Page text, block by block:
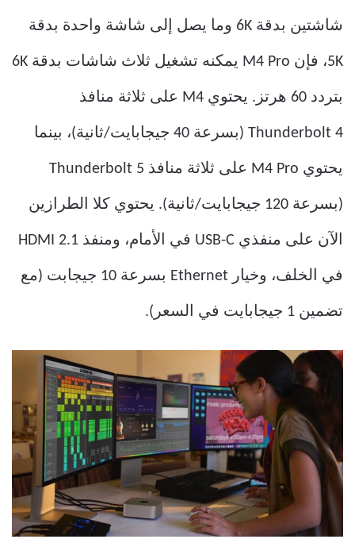
شاشتين بدقة 6K وما يصل إلى شاشة واحدة بدقة
5K، فإن M4 Pro يمكنه تشغيل ثلاث شاشات بدقة 6K
بتردد 60 هرتز. يحتوي M4 على ثلاثة منافذ
Thunderbolt 4 (بسرعة 40 جيجابايت/ثانية)، بينما
يحتوي M4 Pro على ثلاثة منافذ Thunderbolt 5
(بسرعة 120 جيجابايت/ثانية). يحتوي كلا الطرازين
الآن على منفذي USB-C في الأمام، ومنفذ HDMI 2.1
في الخلف، وخيار Ethernet بسرعة 10 جيجابت (مع
تضمين 1 جيجابايت في السعر).